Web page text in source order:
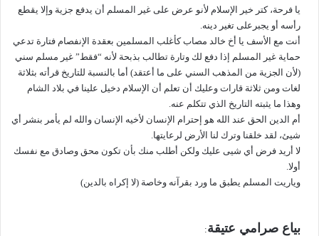
ل
يا فرحة، كتر خير الإسلام لأنو عرض على غير المسلم أن يدفع جزية وإلا يقطع
رأسه أو يجبرعلى تغير دينه.
أنت مع الأسف يا أخ خالد مصاب كأغلب المسلمين بعقدة الإنفصام فتارة تدعي
حماية غير المسلم إذا دفع لك وتارة تطالب بذبحة لأنه “فقط” غير مسلم سني
(لأن الجزية من المذهب السني على ما أعتقد) أما بالنسبة للتاريخ قرأته بثلاثة
لغات ومن ثلاثة قارات وعليك أن تعلم أن الإسلام دخيل علينا في بلاد الشام
وهذا ما يثبته التاريخ الذي تتكلم عنه.
أم الدين الحق عند الله هو إحترام الإنسان لأخيه الإنسان والله لم يأمر بنشر أي
شيئ، لقد خلقنا وترك لنا الأرض لرعايتها.
لا أريد فرض أي شيى عليك ولكن أطلب منك بأن تكون محق وصادق مع نفسك
أولا.
وياريت المسلم يطبق ما ورد بقرآنه وخاصة (لا إكراه بالدين)
بياع صرامي عتيقة: